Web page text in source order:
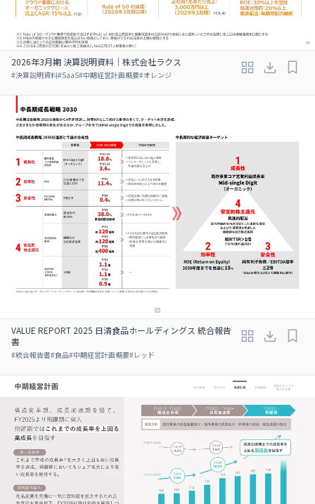
2026年3月期 決算説明資料｜株式会社ラクス
#決算説明資料#SaaS#中期経営計画概要#オレンジ
VALUE REPORT 2025 日清食品ホールディングス 統合報告
書
#統合報告書#食品#中期経営計画概要#レッド